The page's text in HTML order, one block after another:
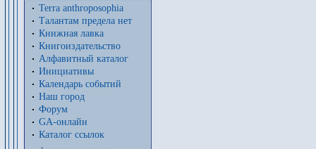
Terra anthroposophia
Талантам предела нет
Книжная лавка
Книгоиздательство
Алфавитный каталог
Инициативы
Календарь событий
Наш город
Форум
GA-онлайн
Каталог ссылок